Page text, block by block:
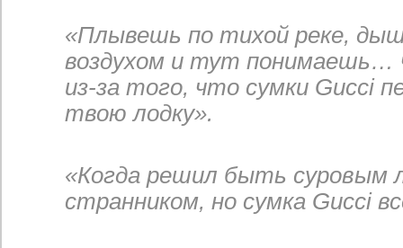
«Плывешь по тихой реке,
воздухом и тут
из-за того, что сумки Gucci
твою лодку».
«Когда решил быть суровым
странником, но сумка Gucci